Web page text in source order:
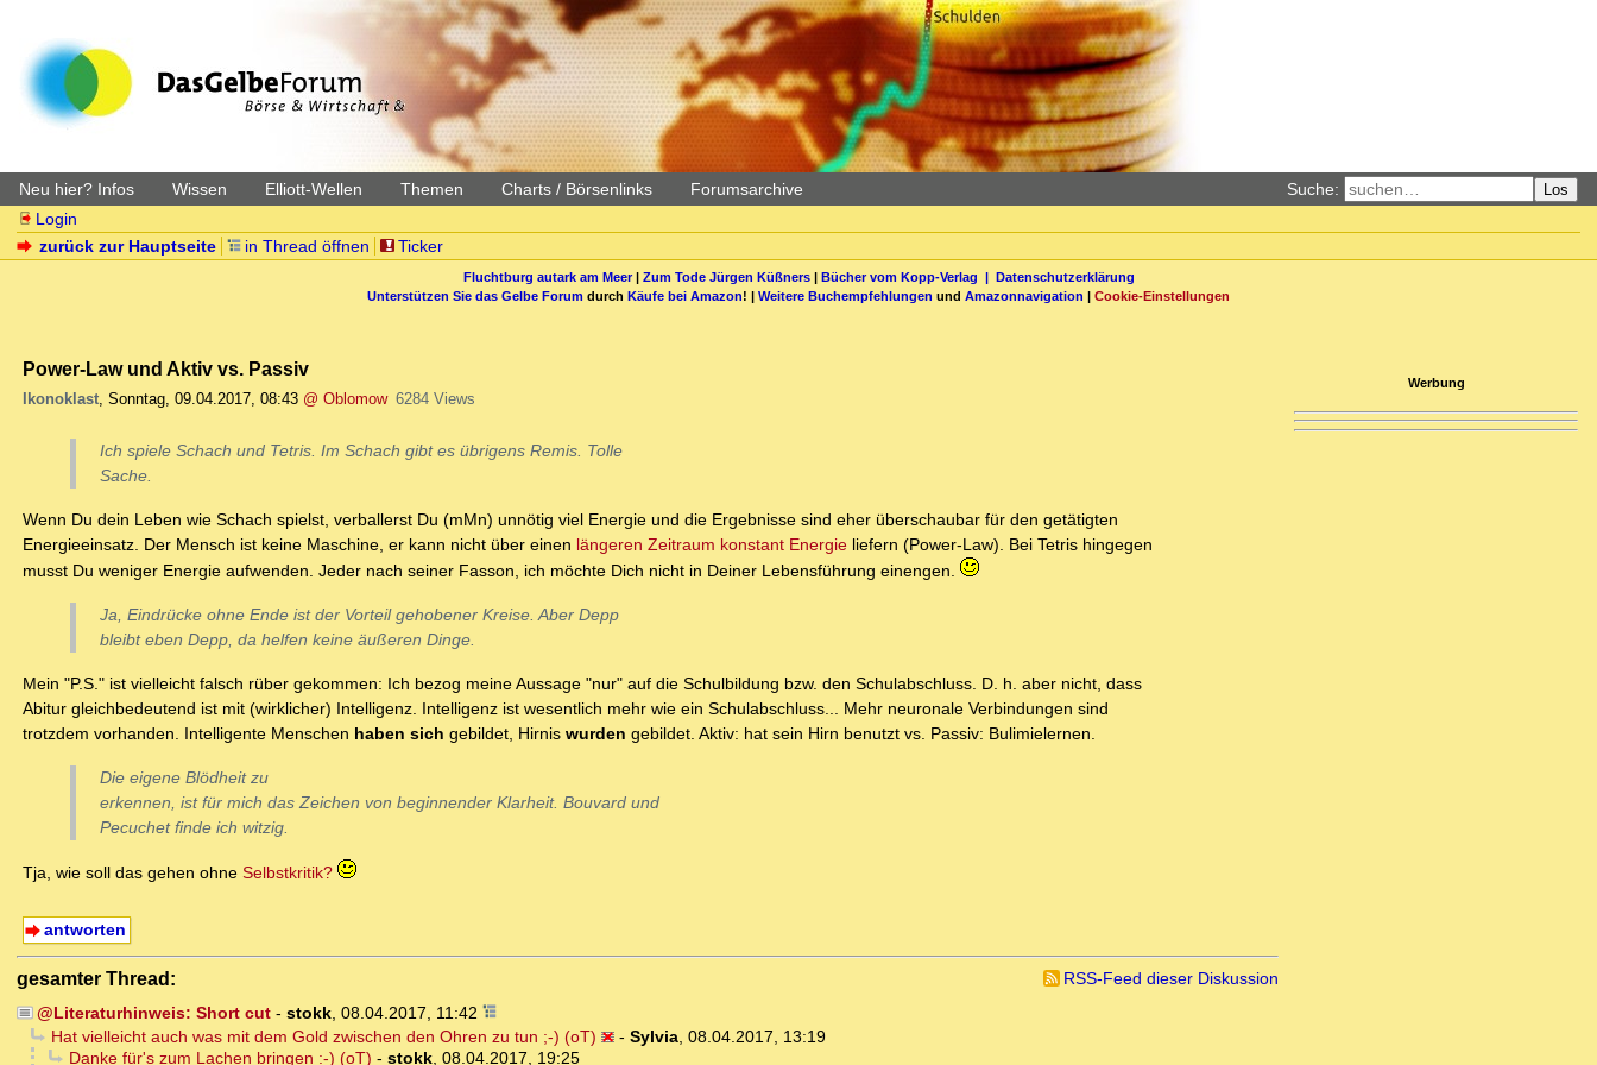
Neu hier? Infos Wissen Elliott-Wellen Themen Charts / Börsenlinks Forumsarchive Suche: Los
Login
zurück zur Hauptseite
in Thread öffnen Ticker
Fluchtburg autark am Meer| Zum Tode Jürgen Küßners| Bücher vom Kopp-Verlag | Datenschutzerklärung
Unterstützen Sie das Gelbe Forum durch Käufe bei Amazon! | Weitere Buchempfehlungen und Amazonnavigation | Cookie-Einstellungen
Power-Law und Aktiv vs. Passiv
Ikonoklast, Sonntag, 09.04.2017, 08:43 @ Oblomow 6284 Views
Ich spiele Schach und Tetris. Im Schach gibt es übrigens Remis. Tolle
Sache.
Wenn Du dein Leben wie Schach spielst, verballerst Du (mMn) unnötig viel Energie und die Ergebnisse sind eher überschaubar für den getätigten
Energieeinsatz. Der Mensch ist keine Maschine, er kann nicht über einen längeren Zeitraum konstant Energie liefern (Power-Law). Bei Tetris hingegen
musst Du weniger Energie aufwenden. Jeder nach seiner Fasson, ich möchte Dich nicht in Deiner Lebensführung einengen.
Ja, Eindrücke ohne Ende ist der Vorteil gehobener Kreise. Aber Depp
bleibt eben Depp, da helfen keine äußeren Dinge.
Mein "P.S." ist vielleicht falsch rüber gekommen: Ich bezog meine Aussage "nur" auf die Schulbildung bzw. den Schulabschluss. D. h. aber nicht, dass
Abitur gleichbedeutend ist mit (wirklicher) Intelligenz. Intelligenz ist wesentlich mehr wie ein Schulabschluss... Mehr neuronale Verbindungen sind
trotzdem vorhanden. Intelligente Menschen haben sich gebildet, Hirnis wurden gebildet. Aktiv: hat sein Hirn benutzt vs. Passiv: Bulimielernen.
Die eigene Blödheit zu
erkennen, ist für mich das Zeichen von beginnender Klarheit. Bouvard und
Pecuchet finde ich witzig.
Tja, wie soll das gehen ohne Selbstkritik?
antworten
gesamter Thread:
RSS-Feed dieser Diskussion
@Literaturhinweis: Short cut- stokk, 08.04.2017, 11:42
Hat vielleicht auch was mit dem Gold zwischen den Ohren zu tun ;-) (oT)
- Sylvia, 08.04.2017, 13:19
Danke für's zum Lachen bringen :-) (oT) - stokk, 08.04.2017, 19:25
Werbung